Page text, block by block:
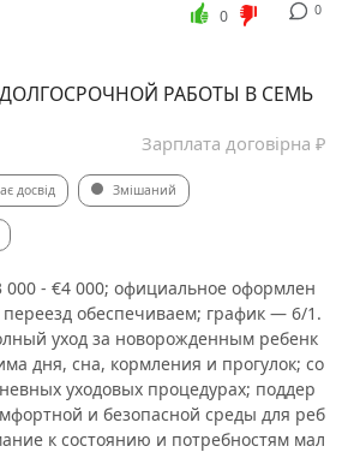
0
0
РАБОТЫ В СЕМЬ
Зарплата договірна ₽
досвід Змішаний
000 - €4 000; официальное оформлен
обеспечиваем; график — 6/1.
уход за новорожденным ребенк
дня, сна, кормления и прогулок; со
уходовых процедурах; поддер
и безопасной среды для реб
к состоянию и потребностям мал